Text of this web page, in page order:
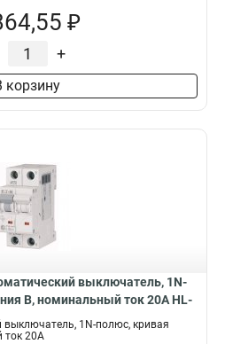
₽
+
корзину
выключатель, 1N-
B, номинальный ток 20А HL-
1N-полюс, кривая
ток 20А